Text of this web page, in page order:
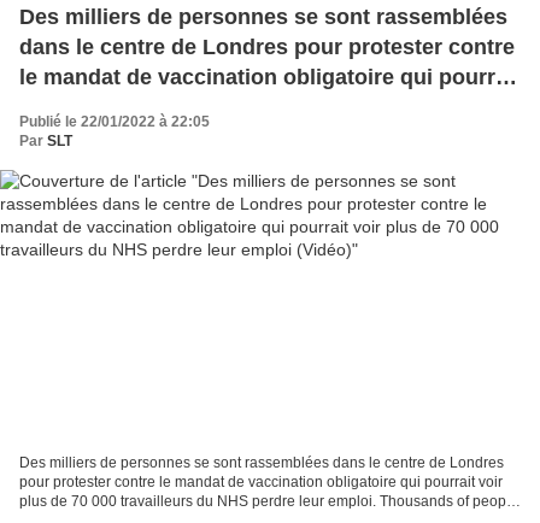
Des milliers de personnes se sont rassemblées
dans le centre de Londres pour protester contre
le mandat de vaccination obligatoire qui pourrait
leur emploi (Vidéo)
Publié le 22/01/2022 à 22:05
Par SLT
Des milliers de personnes se sont rassemblées dans le centre de Londres
pour protester contre le mandat de vaccination obligatoire qui pourrait voir
plus de 70 000 travailleurs du NHS perdre leur emploi. Thousands of people